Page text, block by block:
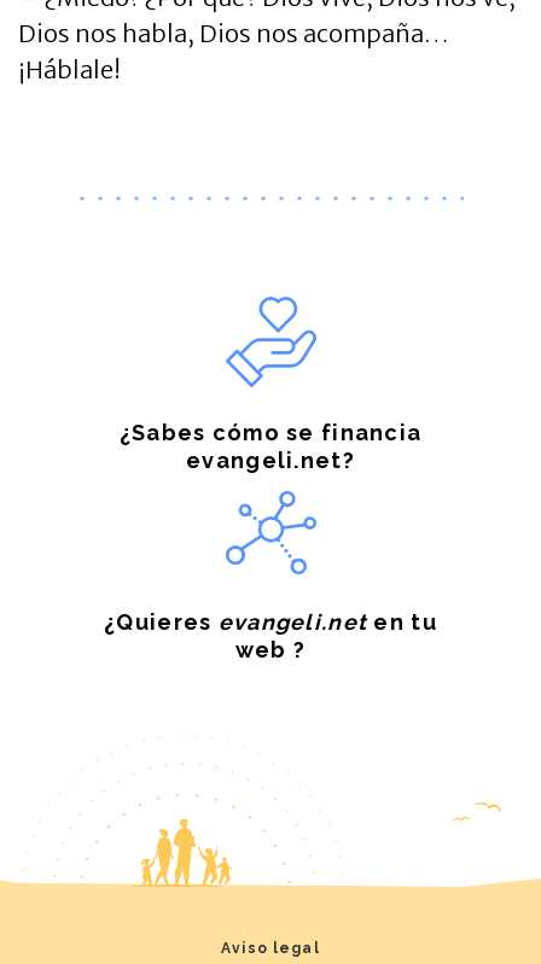
Dios nos habla, Dios nos acompaña…
¡Háblale!
¿Sabes cómo se financia
evangeli.net?
¿Quieres evangeli.neten tu
web ?
Aviso legal